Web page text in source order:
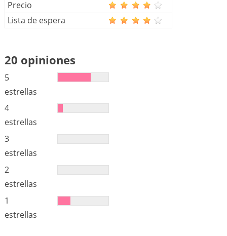
Precio
Lista de espera
20 opiniones
5
estrellas
4
estrellas
3
estrellas
2
estrellas
1
estrellas